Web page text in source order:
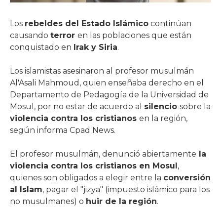
Los rebeldes del Estado Islámico continúan
causando terror en las poblaciones que están
conquistado en Irak y Siria.
Los islamistas asesinaron al profesor musulmán
Al'Asali Mahmoud, quien enseñaba derecho en el
Departamento de Pedagogía de la Universidad de
Mosul, por no estar de acuerdo al silencio sobre la
violencia contra los cristianos en la región,
según informa Cpad News.
El profesor musulmán, denunció abiertamente la
violencia contra los cristianos en Mosul ,
quienes son obligados a elegir entre la conversión
al Islam, pagar el "jizya" (impuesto islámico para los
no musulmanes) o huir de la región.